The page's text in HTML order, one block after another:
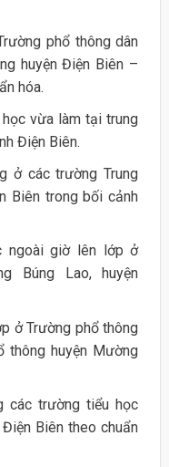
phổ thông dân
huyện Điện Biên –
hóa.
vừa làm tại trung
Điện Biên.
ở các trường Trung
Biên trong bối cảnh
ngoài giờ lên lớp ở
Búng Lao, huyện
ở Trường phổ thông
thông huyện Mường
các trường tiểu học
Biên theo chuẩn